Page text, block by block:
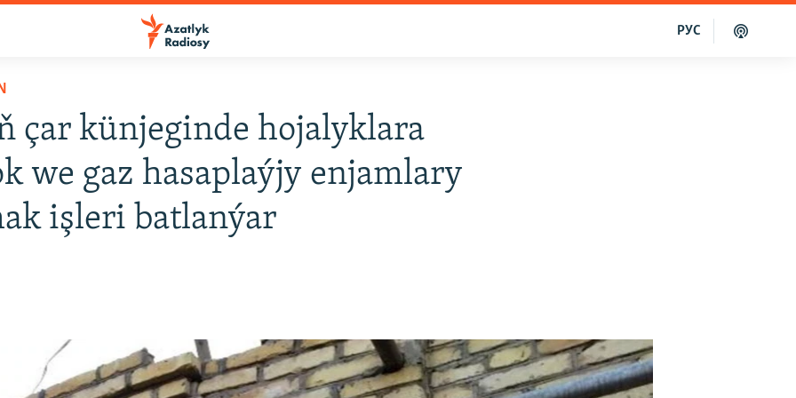
РУС
çar künjeginde hojalyklara
we gaz hasaplaýjy enjamlary
işleri batlanýar